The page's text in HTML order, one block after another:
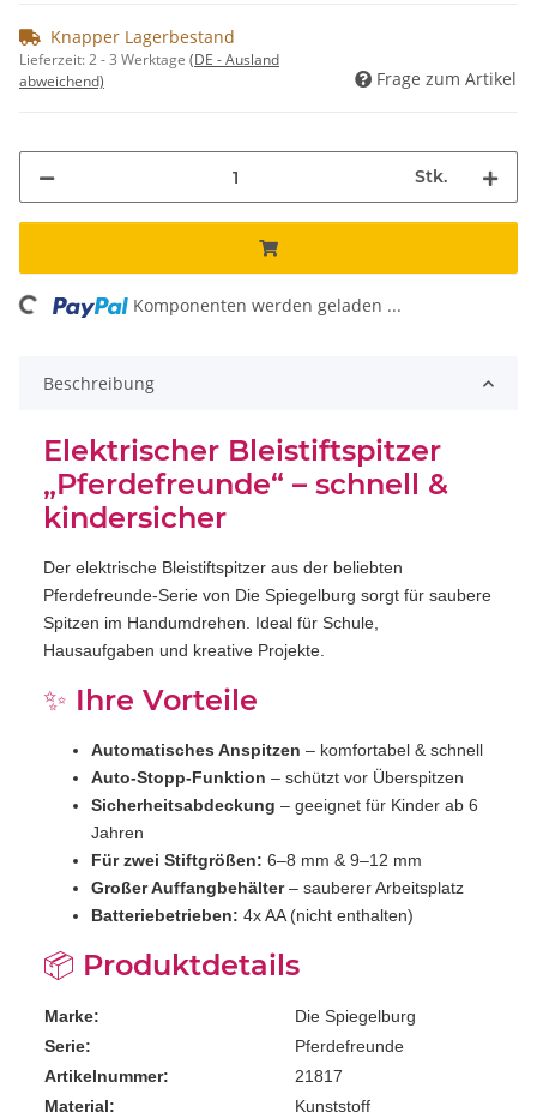
Knapper Lagerbestand
Lieferzeit:2 - 3 Werktage (DE - Ausland
abweichend)
Frage zum Artikel
Stk.
Komponenten werden geladen ...
Beschreibung
Elektrischer Bleistiftspitzer
„Pferdefreunde“ – schnell &
kindersicher
Der elektrische Bleistiftspitzer aus der beliebten
Pferdefreunde-Serie von Die Spiegelburg sorgt für saubere
Spitzen im Handumdrehen. Ideal für Schule,
Hausaufgaben und kreative Projekte.
✨ Ihre Vorteile
Automatisches Anspitzen – komfortabel & schnell
Auto-Stopp-Funktion – schützt vor Überspitzen
Sicherheitsabdeckung – geeignet für Kinder ab 6
Jahren
Für zwei Stiftgrößen: 6–8 mm & 9–12 mm
Großer Auffangbehälter– sauberer Arbeitsplatz
Batteriebetrieben: 4x AA (nicht enthalten)
📦 Produktdetails
Marke:
Die Spiegelburg
Serie:
Pferdefreunde
Artikelnummer:
21817
Material:
Kunststoff